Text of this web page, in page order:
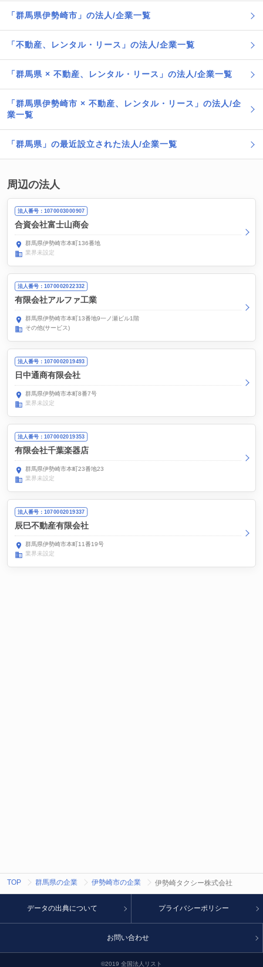
「群馬県伊勢崎市」の法人/企業一覧
「不動産、レンタル・リース」の法人/企業一覧
「群馬県 × 不動産、レンタル・リース」の法人/企業一覧
「群馬県伊勢崎市 × 不動産、レンタル・リース」の法人/企
業一覧
「群馬県」の最近設立された法人/企業一覧
周辺の法人
法人番号：1070003000907
合資会社富士山商会
群馬県伊勢崎市本町136番地
業界未設定
法人番号：1070002022332
有限会社アルファ工業
群馬県伊勢崎市本町13番地9一ノ瀬ビル1階
その他(サービス)
法人番号：1070002019493
日中通商有限会社
群馬県伊勢崎市本町8番7号
業界未設定
法人番号：1070002019353
有限会社千葉楽器店
群馬県伊勢崎市本町23番地23
業界未設定
法人番号：1070002019337
辰巳不動産有限会社
群馬県伊勢崎市本町11番19号
業界未設定
TOP 群馬県の企業 伊勢崎市の企業 伊勢崎タクシー株式会社
©2019 全国法人リスト
データの出典について プライバシーポリシー
お問い合わせ